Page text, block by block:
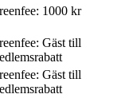
1000 kr
Gäst till
Gäst till